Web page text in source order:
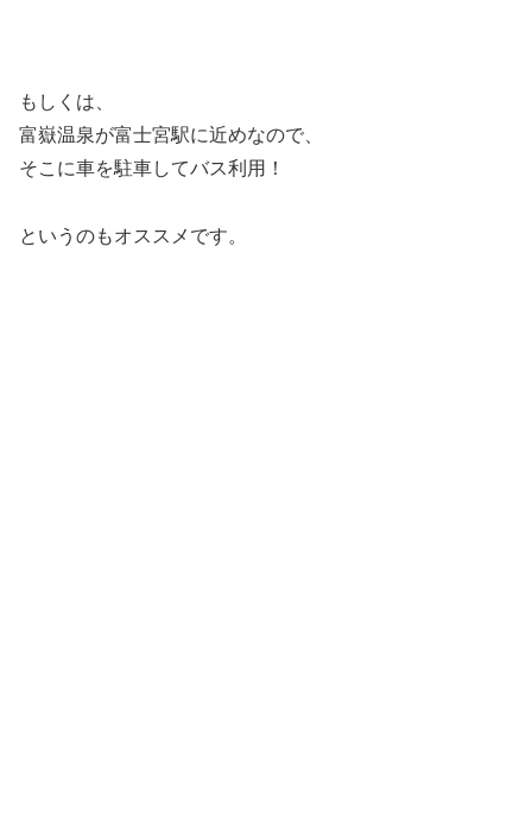
もしくは、
富嶽温泉が富士宮駅に近めなので、
そこに車を駐車してバス利用！
というのもオススメです。